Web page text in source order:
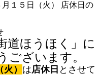
月１５日（火） 店休日の
ほうほく」に
ございます。
） は店休日 とさせて